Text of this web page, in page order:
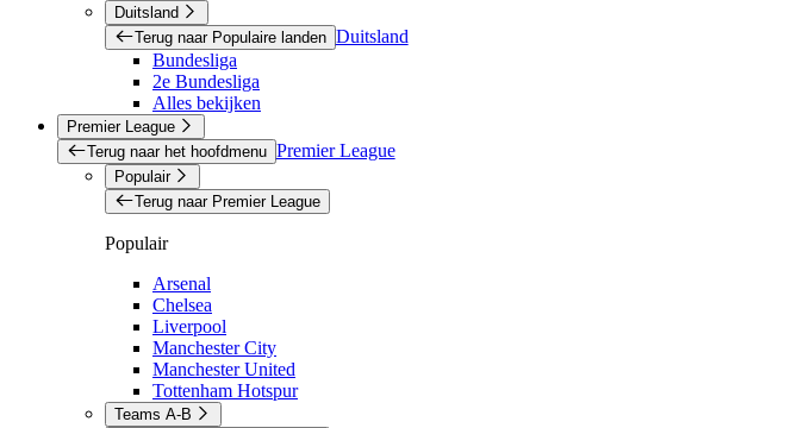
Duitsland
Terug naar Populaire landen Duitsland
Bundesliga
2e Bundesliga
Alles bekijken
Premier League
Terug naar het hoofdmenu Premier League
Populair
Terug naar Premier League
Populair
Arsenal
Chelsea
Liverpool
Manchester City
Manchester United
Tottenham Hotspur
Teams A-B